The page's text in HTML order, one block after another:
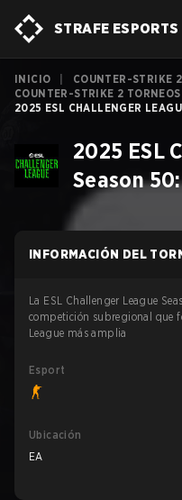
STRAFE ESPORTS
INICIO COUNTER-STRIKE 2
COUNTER-STRIKE 2 TORNEOS
2025 ESL CHALLENGER
2025 ESL
Season
INFORMACIÓN DEL
La ESL Challenger League
competición subregional que
League más amplia
Esport
Ubicación
EA